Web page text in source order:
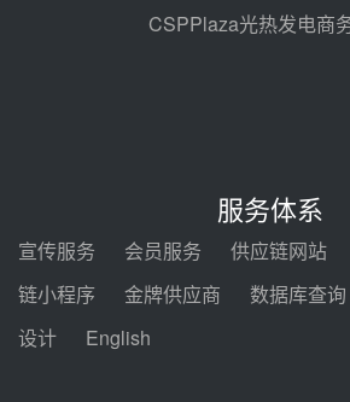
08-06 10:49
热发电工程
止阀、熔盐三偏
昊森机电中标
地100MW光热
CSPPlaza光热发电商
服务体系
宣传服务 会员服务 供应链网站
链小程序
金牌供应商 数据库查询
设计
English